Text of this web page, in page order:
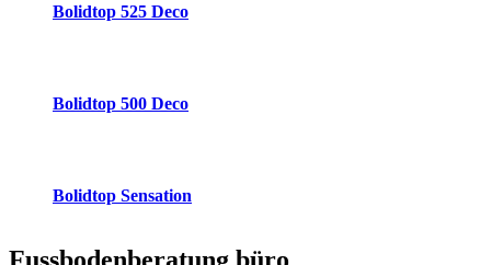
Bolidtop 525 Deco
Bolidtop 500 Deco
Bolidtop Sensation